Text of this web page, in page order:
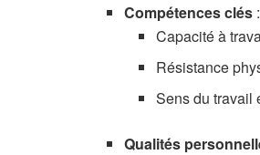
Compétences clés :
Capacité à
Résistance
Sens du travail
Qualités